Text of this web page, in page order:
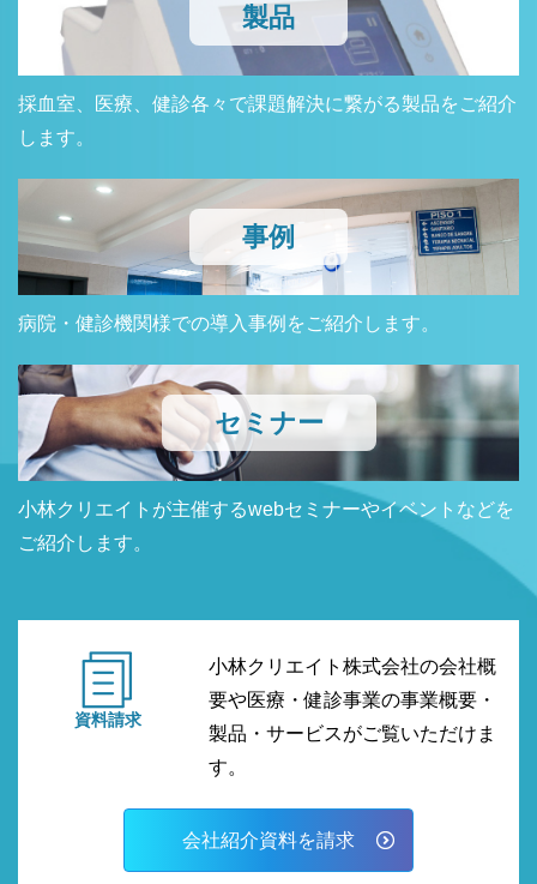
製品
採血室、医療、健診各々で課題解決に繋がる製品をご紹介
します。
事例
病院・健診機関様での導入事例をご紹介します。
セミナー
小林クリエイトが主催するwebセミナーやイベントなどを
ご紹介します。
資料請求
小林クリエイト株式会社の会社概
要や医療・健診事業の事業概要・
製品・サービスがご覧いただけま
す。
会社紹介資料を請求